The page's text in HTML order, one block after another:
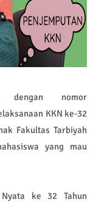
dengan nomor
KKN ke-32
Fakultas Tarbiyah
yang mau
ke 32 Tahun